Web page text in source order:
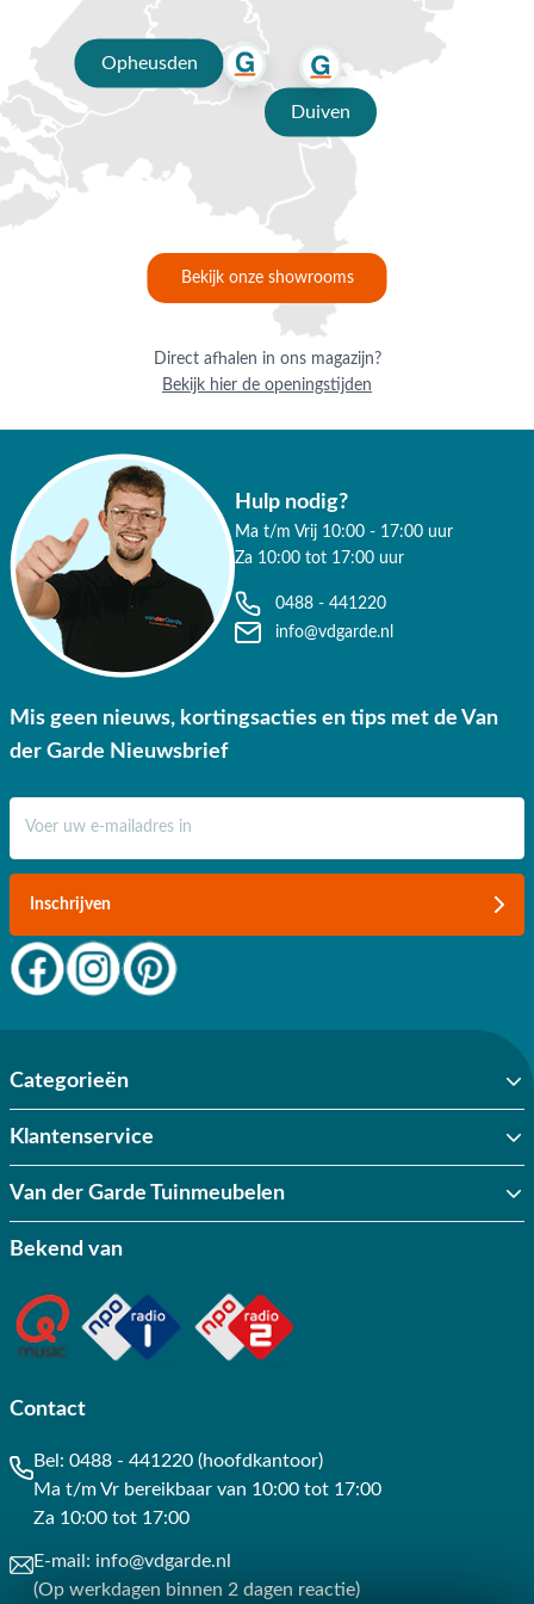
Opheusden
Duiven
Bekijk onze showrooms
Direct afhalen in ons magazijn?
Bekijk hier de openingstijden
Hulp nodig?
Ma t/m Vrij 10:00 - 17:00 uur
Za 10:00 tot 17:00 uur
0488 - 441220
info@vdgarde.nl
Mis geen nieuws, kortingsacties en tips met de Van
der Garde Nieuwsbrief
Inschrijven
Categorieën
Klantenservice
Van der Garde Tuinmeubelen
Bekend van
Contact
Bel: 0488 - 441220 (hoofdkantoor)
Ma t/m Vr bereikbaar van 10:00 tot 17:00
Za 10:00 tot 17:00
E-mail: info@vdgarde.nl
(Op werkdagen binnen 2 dagen reactie)